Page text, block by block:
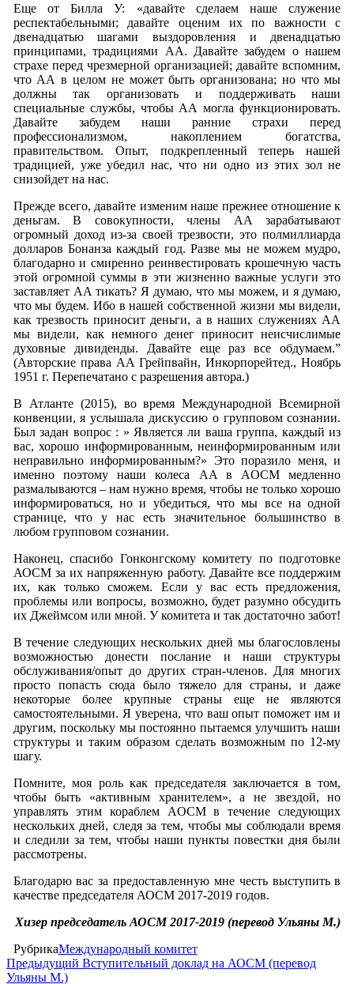
Еще от Билла У: «давайте сделаем наше служение
респектабельными; давайте оценим их по важности с
двенадцатью шагами выздоровления и двенадцатью
принципами, традициями АА. Давайте забудем о нашем
страхе перед чрезмерной организацией; давайте вспомним,
что АА в целом не может быть организована; но что мы
должны так организовать и поддерживать наши
специальные службы, чтобы АА могла функционировать.
Давайте забудем наши ранние страхи перед
профессионализмом, накоплением богатства,
правительством. Опыт, подкрепленный теперь нашей
традицией, уже убедил нас, что ни одно из этих зол не
снизойдет на нас.
Прежде всего, давайте изменим наше прежнее отношение к
деньгам. В совокупности, члены АА зарабатывают
огромный доход из-за своей трезвости, это полмиллиарда
долларов Бонанза каждый год. Разве мы не можем мудро,
благодарно и смиренно реинвестировать крошечную часть
этой огромной суммы в эти жизненно важные услуги это
заставляет АА тикать? Я думаю, что мы можем, и я думаю,
что мы будем. Ибо в нашей собственной жизни мы видели,
как трезвость приносит деньги, а в наших служениях АА
мы видели, как немного денег приносит неисчислимые
духовные дивиденды. Давайте еще раз все обдумаем.”
(Авторские права АА Грейпвайн, Инкорпорейтед., Ноябрь
1951 г. Перепечатано с разрешения автора.)
В Атланте (2015), во время Международной Всемирной
конвенции, я услышала дискуссию о групповом сознании.
Был задан вопрос : » Является ли ваша группа, каждый из
вас, хорошо информированным, неинформированным или
неправильно информированным?» Это поразило меня, и
именно поэтому наши колеса AA в AOСM медленно
размалываются – нам нужно время, чтобы не только хорошо
информироваться, но и убедиться, что мы все на одной
странице, что у нас есть значительное большинство в
любом групповом сознании.
Наконец, спасибо Гонконгскому комитету по подготовке
АОСМ за их напряженную работу. Давайте все поддержим
их, как только сможем. Если у вас есть предложения,
проблемы или вопросы, возможно, будет разумно обсудить
их Джеймсом или мной. У комитета и так достаточно забот!
В течение следующих нескольких дней мы благословлены
возможностью донести послание и наши структуры
обслуживания/опыт до других стран-членов. Для многих
просто попасть сюда было тяжело для страны, и даже
некоторые более крупные страны еще не являются
самостоятельными. Я уверена, что ваш опыт поможет им и
другим, поскольку мы постоянно пытаемся улучшить наши
структуры и таким образом сделать возможным по 12-му
шагу.
Помните, моя роль как председателя заключается в том,
чтобы быть «активным хранителем», а не звездой, но
управлять этим кораблем AOСM в течение следующих
нескольких дней, следя за тем, чтобы мы соблюдали время
и следили за тем, чтобы наши пункты повестки дня были
рассмотрены.
Благодарю вас за предоставленную мне честь выступить в
качестве председателя АОСМ 2017-2019 годов.
Хизер председатель АОСМ 2017-2019 (перевод Ульяны М.)
РубрикаМеждународный комитет
Навигация
Предыдущая
запись
Предыдущий Вступительный доклад на АОСМ (перевод
Ульяны М.)